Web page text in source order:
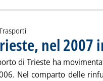
nel 2007
di Trieste ha
Nel comparto delle